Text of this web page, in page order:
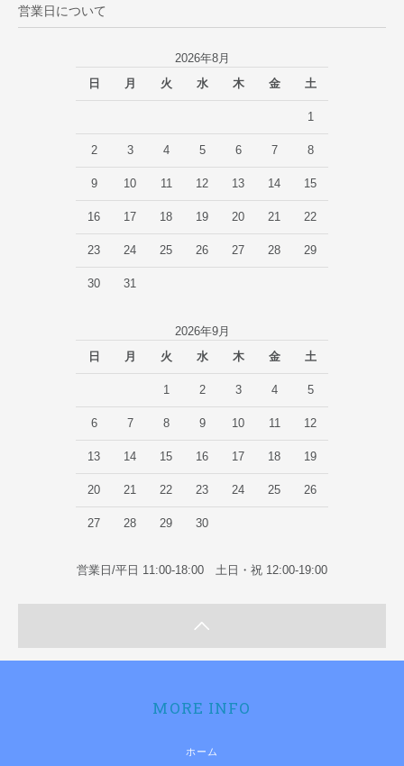
営業日について
2026年8月
日
月 火 水 木 金 土
1
2 3 4 5 6 7 8
9 10 11 12 13 14 15
16 17 18 19 20 21 22
23 24 25 26 27 28 29
30 31
2026年9月
日
月 火 水 木 金 土
1 2 3 4 5
6 7 8 9 10 11 12
13 14 15 16 17 18 19
20 21 22 23 24 25 26
27 28 29 30
営業日/平日 11:00-18:00 土日・祝 12:00-19:00
MORE INFO
ホーム